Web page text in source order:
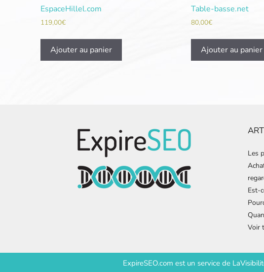
EspaceHillel.com
119,00€
Ajouter au panier
Table-basse.net
80,00€
Ajouter au panier
Les
Est-
Voir
ExpireSEO.com est un service de